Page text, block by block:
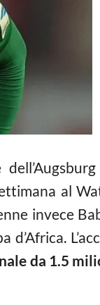
al
invece
d’Africa.
da 1.5